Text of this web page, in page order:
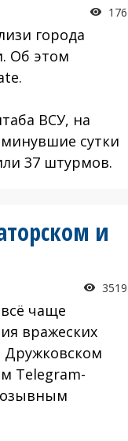
176
города
Об этом
ВСУ, на
сутки
37 штурмов.
и
3519
чаще
вражеских
Дружковском
Telegram-